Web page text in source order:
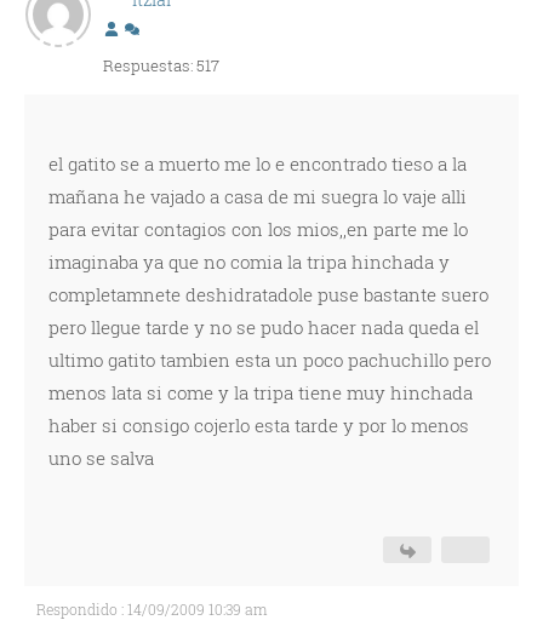
Respuestas: 517
el gatito se a muerto me lo e encontrado tieso a la
mañana he vajado a casa de mi suegra lo vaje alli
para evitar contagios con los mios,,en parte me lo
imaginaba ya que no comia la tripa hinchada y
completamnete deshidratadole puse bastante suero
pero llegue tarde y no se pudo hacer nada queda el
ultimo gatito tambien esta un poco pachuchillo pero
menos lata si come y la tripa tiene muy hinchada
haber si consigo cojerlo esta tarde y por lo menos
uno se salva
Respondido : 14/09/2009 10:39 am